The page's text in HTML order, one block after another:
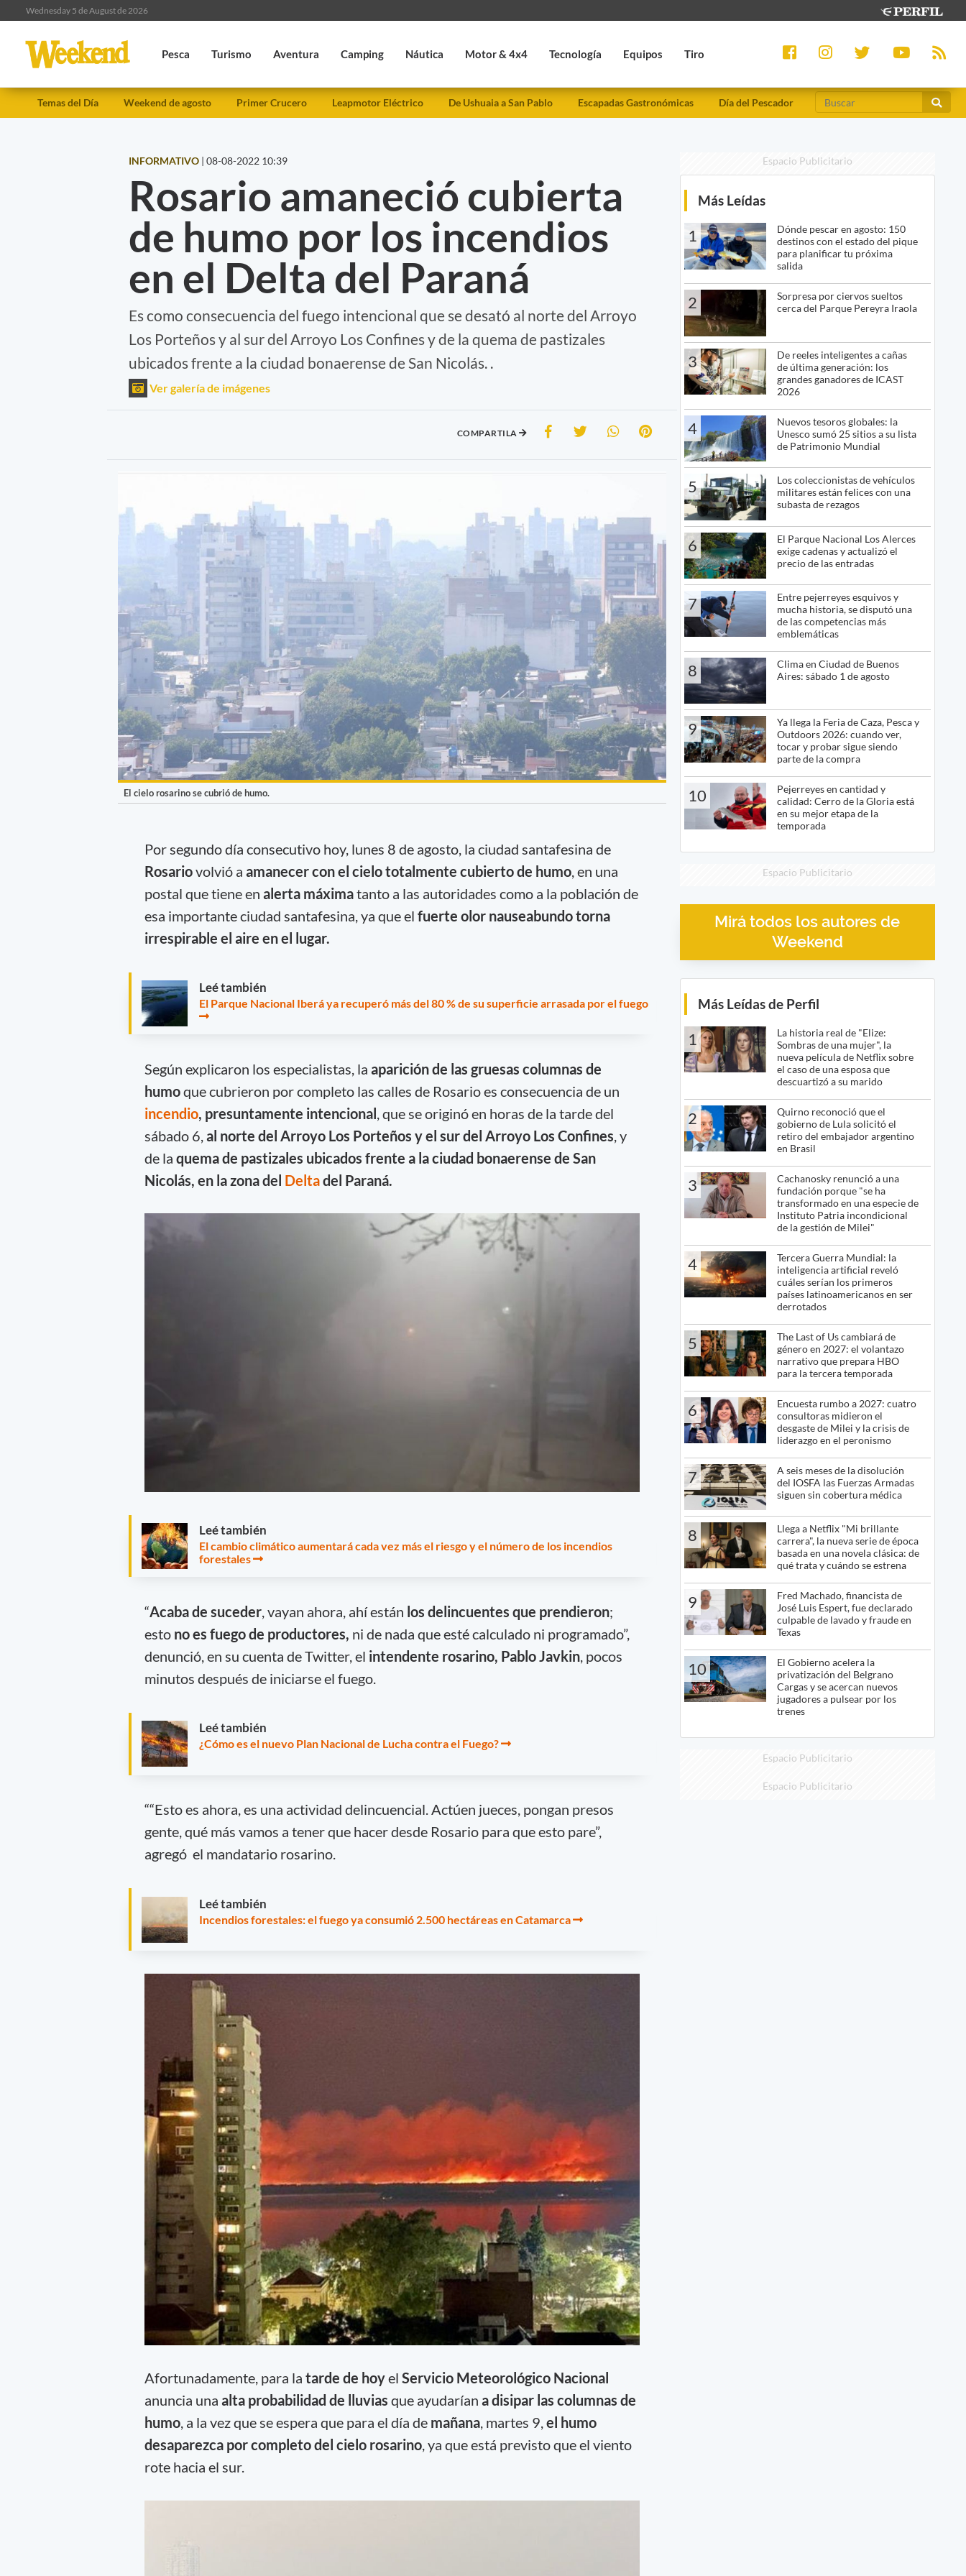
Wednesday 5 de August de 2026
Pesca Turismo Aventura Camping Náutica Motor & 4x4 Tecnología Equipos Tiro
Temas del Día Weekend de agosto Primer Crucero Leapmotor Eléctrico De Ushuaia a San Pablo Escapadas Gastronómicas Día del Pescador
INFORMATIVO | 08-08-2022 10:39
Rosario amaneció cubierta
de humo por los incendios
en el Delta del Paraná
Es como consecuencia del fuego intencional que se desató al norte del Arroyo
Los Porteños y al sur del Arroyo Los Confines y de la quema de pastizales
ubicados frente a la ciudad bonaerense de San Nicolás. .
Ver galería de imágenes
COMPARTILA
El cielo rosarino se cubrió de humo.
Por segundo día consecutivo hoy, lunes 8 de agosto, la ciudad santafesina de
Rosariovolvió a amanecer con el cielo totalmente cubierto de humo, en una
postal que tiene en alerta máximatanto a las autoridades como a la población de
esa importante ciudad santafesina, ya que el fuerte olor nauseabundo torna
irrespirable el aire en el lugar.
Leé también
El Parque Nacional Iberá ya recuperó más del 80 % de su superficie arrasada por el fuego
Según explicaron los especialistas, la aparición de las gruesas columnas de
humoque cubrieron por completo las calles de Rosario es consecuencia de un
incendio, presuntamente intencional , que se originó en horas de la tarde del
sábado 6, al norte del Arroyo Los Porteños y el sur del Arroyo Los Confines , y
de la quema de pastizales ubicados frente a la ciudad bonaerense de San
Nicolás, en la zona del Deltadel Paraná.
Leé también
El cambio climático aumentará cada vez más el riesgo y el número de los incendios
forestales
“Acaba de suceder, vayan ahora, ahí están los delincuentes que prendieron;
esto no es fuego de productores, ni de nada que esté calculado ni programado”,
denunció, en su cuenta de Twitter, el intendente rosarino, Pablo Javkin, pocos
minutos después de iniciarse el fuego.
Leé también
¿Cómo es el nuevo Plan Nacional de Lucha contra el Fuego?
““Esto es ahora, es una actividad delincuencial. Actúen jueces, pongan presos
gente, qué más vamos a tener que hacer desde Rosario para que esto pare”,
agregó el mandatario rosarino.
Leé también
Incendios forestales: el fuego ya consumió 2.500 hectáreas en Catamarca
Afortunadamente, para la tarde de hoyel Servicio Meteorológico Nacional
anuncia una alta probabilidad de lluvias que ayudarían a disipar las columnas de
humo, a la vez que se espera que para el día de mañana, martes 9,el humo
desaparezca por completo del cielo rosarino, ya que está previsto que el viento
rote hacia el sur.
Espacio Publicitario
Más Leídas
1
Dónde pescar en agosto: 150
destinos con el estado del pique
para planificar tu próxima
salida
2
Sorpresa por ciervos sueltos
cerca del Parque Pereyra Iraola
3
De reeles inteligentes a cañas
de última generación: los
grandes ganadores de ICAST
2026
4
Nuevos tesoros globales: la
Unesco sumó 25 sitios a su lista
de Patrimonio Mundial
5
Los coleccionistas de vehículos
militares están felices con una
subasta de rezagos
6
El Parque Nacional Los Alerces
exige cadenas y actualizó el
precio de las entradas
7
Entre pejerreyes esquivos y
mucha historia, se disputó una
de las competencias más
emblemáticas
8
Clima en Ciudad de Buenos
Aires: sábado 1 de agosto
9
Ya llega la Feria de Caza, Pesca y
Outdoors 2026: cuando ver,
tocar y probar sigue siendo
parte de la compra
10
Pejerreyes en cantidad y
calidad: Cerro de la Gloria está
en su mejor etapa de la
temporada
Espacio Publicitario
Mirá todos los autores de
Weekend
Más Leídas de Perfil
1
La historia real de "Elize:
Sombras de una mujer", la
nueva película de Netflix sobre
el caso de una esposa que
descuartizó a su marido
2
Quirno reconoció que el
gobierno de Lula solicitó el
retiro del embajador argentino
en Brasil
3
Cachanosky renunció a una
fundación porque "se ha
transformado en una especie de
Instituto Patria incondicional
de la gestión de Milei"
4
Tercera Guerra Mundial: la
inteligencia artificial reveló
cuáles serían los primeros
países latinoamericanos en ser
derrotados
5
The Last of Us cambiará de
género en 2027: el volantazo
narrativo que prepara HBO
para la tercera temporada
6
Encuesta rumbo a 2027: cuatro
consultoras midieron el
desgaste de Milei y la crisis de
liderazgo en el peronismo
7
A seis meses de la disolución
del IOSFA las Fuerzas Armadas
siguen sin cobertura médica
8
Llega a Netflix "Mi brillante
carrera", la nueva serie de época
basada en una novela clásica: de
qué trata y cuándo se estrena
9
Fred Machado, financista de
José Luis Espert, fue declarado
culpable de lavado y fraude en
Texas
10
El Gobierno acelera la
privatización del Belgrano
Cargas y se acercan nuevos
jugadores a pulsear por los
trenes
Espacio Publicitario
Espacio Publicitario